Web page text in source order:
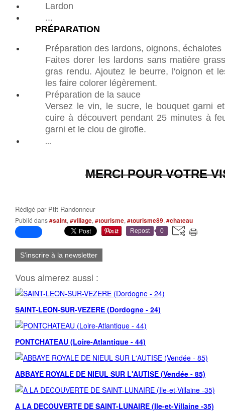
Lardon
...
PRÉPARATION
Préparation des lardons, oignons, échalotes
Faites dorer les lardons sans matière
gras rendu. Ajoutez le beurre, l'oignon et
les faire colorer légèrement.
Préparation de la sauce
Versez le vin, le sucre, le bouquet garni
cuire à découvert pendant 25 minutes à
garni et le clou de girofle.
...
MERCI POUR VOTRE
Rédigé par Ptit Randonneur
Publié dans#saint, #village, #tourisme, #tourisme89, #chateau
Repost 0
S'inscrire à la newsletter
Vous aimerez aussi :
SAINT-LEON-SUR-VEZERE (Dordogne - 24)
PONTCHATEAU (Loire-Atlantique - 44)
ABBAYE ROYALE DE NIEUL SUR L'AUTISE (Vendée - 85)
A LA DECOUVERTE DE SAINT-LUNAIRE (Ile-et-Villaine -35)